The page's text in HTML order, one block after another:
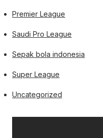
Premier League
Saudi Pro League
Sepak bola indonesia
Super League
Uncategorized